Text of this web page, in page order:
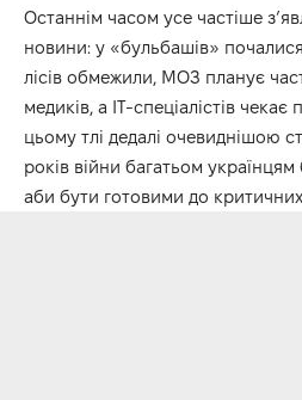
Останнім часом усе частіше
новини: у «бульбашів»
лісів обмежили, МОЗ планує
медиків, а ІТ-спеціалістів
цьому тлі дедалі очевиднішою
років війни багатьом
аби бути готовими до